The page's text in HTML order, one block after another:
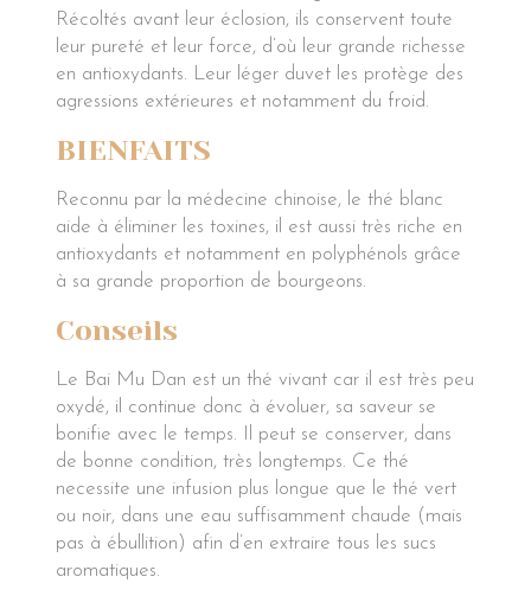
Récoltés avant leur éclosion, ils conservent toute
leur pureté et leur force, d’où leur grande richesse
en antioxydants. Leur léger duvet les protège des
agressions extérieures et notamment du froid.
BIENFAITS
Reconnu par la médecine chinoise, le thé blanc
aide à éliminer les toxines, il est aussi très riche en
antioxydants et notamment en polyphénols grâce
à sa grande proportion de bourgeons.
Conseils
Le Bai Mu Dan est un thé vivant car il est très peu
oxydé, il continue donc à évoluer, sa saveur se
bonifie avec le temps. Il peut se conserver, dans
de bonne condition, très longtemps. Ce thé
necessite une infusion plus longue que le thé vert
ou noir, dans une eau suffisamment chaude (mais
pas à ébullition) afin d’en extraire tous les sucs
aromatiques.